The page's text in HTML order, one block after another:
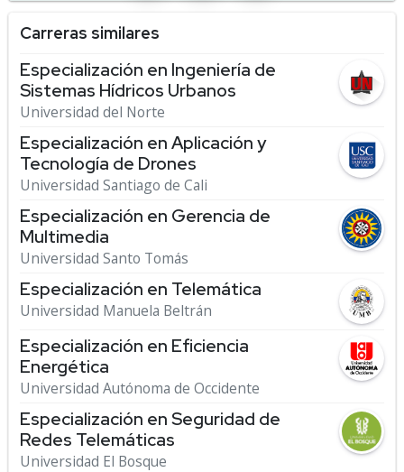
Carreras similares
Especialización en Ingeniería de
Sistemas Hídricos Urbanos
Universidad del Norte
Especialización en Aplicación y
Tecnología de Drones
Universidad Santiago de Cali
Especialización en Gerencia de
Multimedia
Universidad Santo Tomás
Especialización en Telemática
Universidad Manuela Beltrán
Especialización en Eficiencia
Energética
Universidad Autónoma de Occidente
Especialización en Seguridad de
Redes Telemáticas
Universidad El Bosque